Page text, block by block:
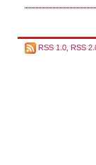
RSS 1.0 RSS